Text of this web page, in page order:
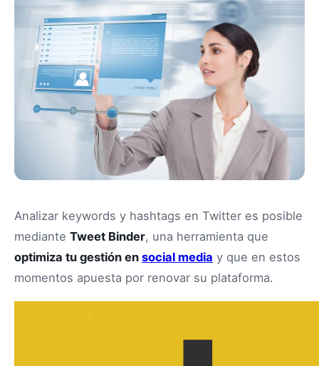
Analizar keywords y hashtags en Twitter es posible
mediante Tweet Binder, una herramienta que
optimiza tu gestión en social media y que en estos
momentos apuesta por renovar su plataforma.